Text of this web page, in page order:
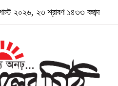
২০২৬, ২৩ শ্রাবণ ১৪৩৩ বঙ্গাব্দ